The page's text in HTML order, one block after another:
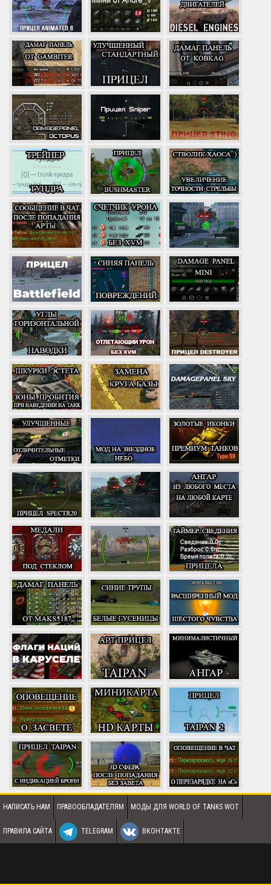
НАПИСАТЬ НАМ ПРАВООБЛАДАТЕЛЯМ МОДЫ ДЛЯ WORLD OF TANKS WOT
ПРАВИЛА САЙТА TELEGRAM ВКОНТАКТЕ